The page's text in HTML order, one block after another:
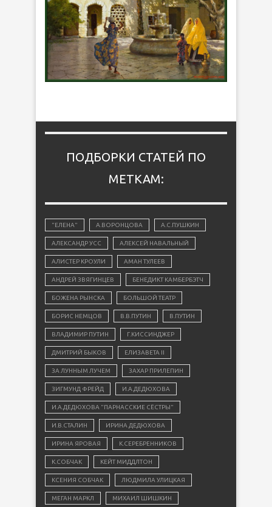
ПОДБОРКИ СТАТЕЙ ПО
МЕТКАМ:
"ЕЛЕНА" А.ВОРОНЦОВА А.С.ПУШКИН
АЛЕКСАНДР УСС АЛЕКСЕЙ НАВАЛЬНЫЙ
АЛИСТЕР КРОУЛИ АМАН ТУЛЕЕВ
АНДРЕЙ ЗВЯГИНЦЕВ БЕНЕДИКТ КАМБЕРБЭТЧ
БОЖЕНА РЫНСКА БОЛЬШОЙ ТЕАТР
БОРИС НЕМЦОВ В.В.ПУТИН В.ПУТИН
ВЛАДИМИР ПУТИН Г.КИССИНДЖЕР
ДМИТРИЙ БЫКОВ ЕЛИЗАВЕТА II
ЗА ЛУННЫМ ЛУЧЕМ ЗАХАР ПРИЛЕПИН
ЗИГМУНД ФРЕЙД И.А.ДЕДЮХОВА
И.А.ДЕДЮХОВА "ПАРНАССКИЕ СЁСТРЫ"
И.В.СТАЛИН ИРИНА ДЕДЮХОВА
ИРИНА ЯРОВАЯ К.СЕРЕБРЕННИКОВ
К.СОБЧАК КЕЙТ МИДДЛТОН
КСЕНИЯ СОБЧАК ЛЮДМИЛА УЛИЦКАЯ
МЕГАН МАРКЛ МИХАИЛ ШИШКИН